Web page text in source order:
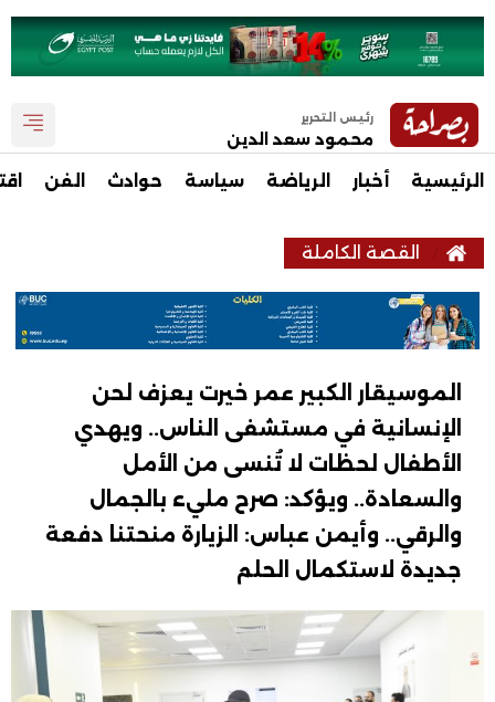
رئيس التحرير
محمود سعد الدين
الرئيسية أخبار الرياضة سياسة حوادث الفن
القصة الكاملة
الموسيقار الكبير عمر خيرت يعزف لحن
الإنسانية في مستشفى الناس.. ويهدي
الأطفال لحظات لا تُنسى من الأمل
والسعادة.. ويؤكد: صرح مليء بالجمال
والرقي.. وأيمن عباس: الزيارة منحتنا دفعة
جديدة لاستكمال الحلم